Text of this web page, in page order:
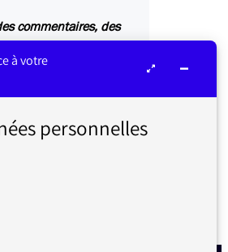
commentaires, des
conditions de
tous. Des spots
cette période.
de trois minutes
à votre
personnelles